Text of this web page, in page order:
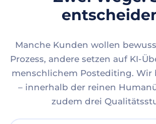
Manche Kunden wollen
Prozess, andere setzen auf KI-
menschlichem Postediting. Wir
– innerhalb der reinen
zudem drei